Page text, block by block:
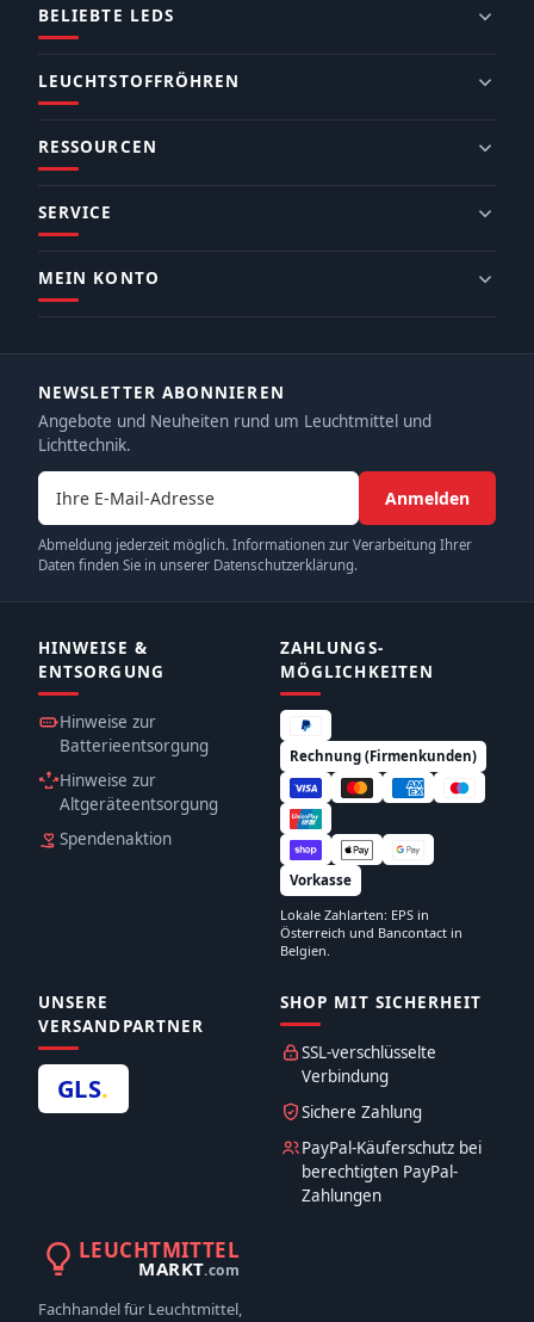
BELIEBTE LEDS
LEUCHTSTOFFRÖHREN
RESSOURCEN
SERVICE
MEIN KONTO
NEWSLETTER ABONNIEREN
Angebote und Neuheiten rund um Leuchtmittel und
Lichttechnik.
E-Mail-Adresse
Anmelden
Abmeldung jederzeit möglich. Informationen zur Verarbeitung Ihrer
Daten finden Sie in unserer Datenschutzerklärung.
HINWEISE &
ENTSORGUNG
Hinweise zur
Batterieentsorgung
Hinweise zur
Altgeräteentsorgung
Spendenaktion
ZAHLUNGS­
MÖGLICHKEITEN
Rechnung (Firmenkunden)
Vorkasse
Lokale Zahlarten: EPS in
Österreich und Bancontact in
Belgien.
UNSERE
VERSANDPARTNER
GLS.
SHOP MIT SICHERHEIT
SSL-verschlüsselte
Verbindung
Sichere Zahlung
PayPal-Käuferschutz bei
berechtigten PayPal-
Zahlungen
LEUCHTMITTEL
MARKT.com
Fachhandel für Leuchtmittel,